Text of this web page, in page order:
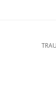
SKIP TO CONTENT